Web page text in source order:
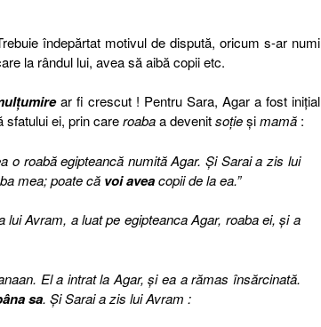
îndepărtat motivul de dispută, oricum s-ar numi
la rândul lui, avea să aibă copii etc.
ar fi crescut ! Pentru Sara, Agar a fost iniţial
sfatului ei, prin careroabaa devenitsoţieşimamă :
o roabă egipteancă numită Agar. Şi Sarai a zis lui
mea; poate că voi aveacopii de la ea.”
Avram, a luat pe egipteanca Agar, roaba ei, şi a
El a intrat la Agar, şi ea a rămas însărcinată.
sa. Şi Sarai a zis lui Avram :